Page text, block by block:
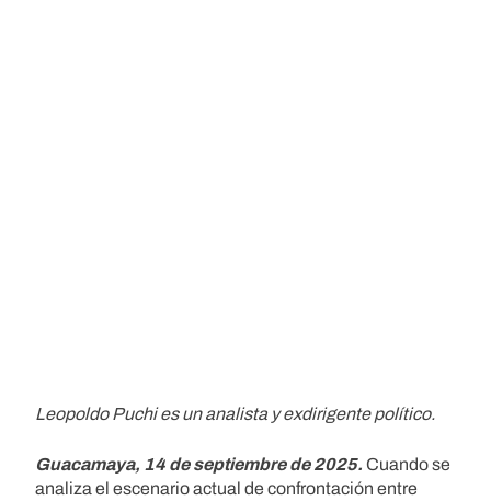
Leopoldo Puchi es un analista y exdirigente político.
Guacamaya, 14 de septiembre de 2025. Cuando se
analiza el escenario actual de confrontación entre